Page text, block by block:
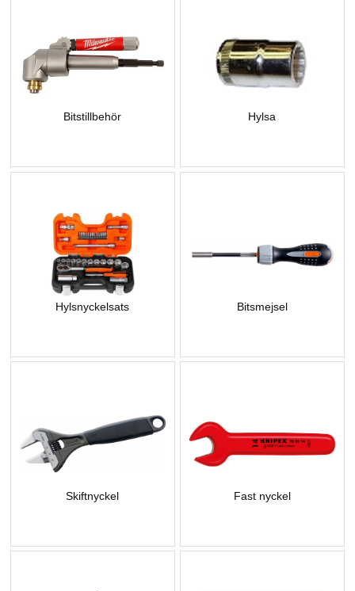
Bitstillbehör Hylsa
Hylsnyckelsats Bitsmejsel
Skiftnyckel Fast nyckel